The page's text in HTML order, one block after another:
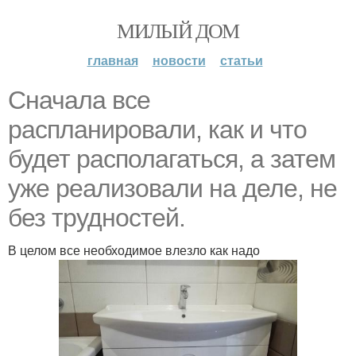
МИЛЫЙ ДОМ
главная новости статьи
Сначала все
распланировали, как и что
будет располагаться, а затем
уже реализовали на деле, не
без трудностей.
В целом все необходимое влезло как надо